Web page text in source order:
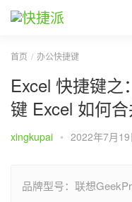
首页 办公快捷键
Excel 快捷键之
键 Excel 如何
xingkupai • 2022年7月
品牌型号：联想